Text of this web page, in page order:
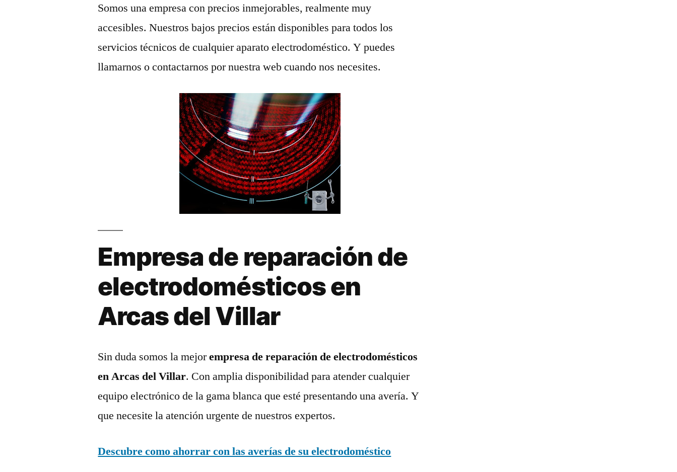
Somos una empresa con precios inmejorables, realmente muy
accesibles. Nuestros bajos precios están disponibles para todos los
servicios técnicos de cualquier aparato electrodoméstico. Y puedes
llamarnos o contactarnos por nuestra web cuando nos necesites.
Empresa de reparación de
electrodomésticos en
Arcas del Villar
Sin duda somos la mejorempresa de reparación de electrodomésticos
en Arcas del Villar. Con amplia disponibilidad para atender cualquier
equipo electrónico de la gama blanca que esté presentando una avería. Y
que necesite la atención urgente de nuestros expertos.
Descubre como ahorrar con las averías de su electrodoméstico